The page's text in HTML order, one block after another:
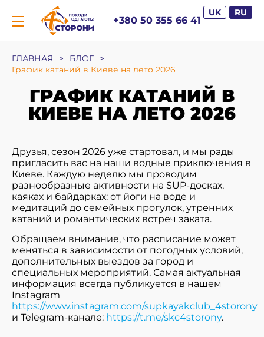
UK RU
+380 50 355 66 41
ГЛАВНАЯ > БЛОГ
>
График катаний в Киеве на лето 2026
ГРАФИК КАТАНИЙ В
КИЕВЕ НА ЛЕТО 2026
Друзья, сезон 2026 уже стартовал, и мы рады
пригласить вас на наши водные приключения в
Киеве. Каждую неделю мы проводим
разнообразные активности на SUP-досках,
каяках и байдарках: от йоги на воде и
медитаций до семейных прогулок, утренних
катаний и романтических встреч заката.
Обращаем внимание, что расписание может
меняться в зависимости от погодных условий,
дополнительных выездов за город и
специальных мероприятий. Самая актуальная
информация всегда публикуется в нашем
Instagram
https://www.instagram.com/supkayakclub_4storony
и Telegram-канале: https://t.me/skc4storony.